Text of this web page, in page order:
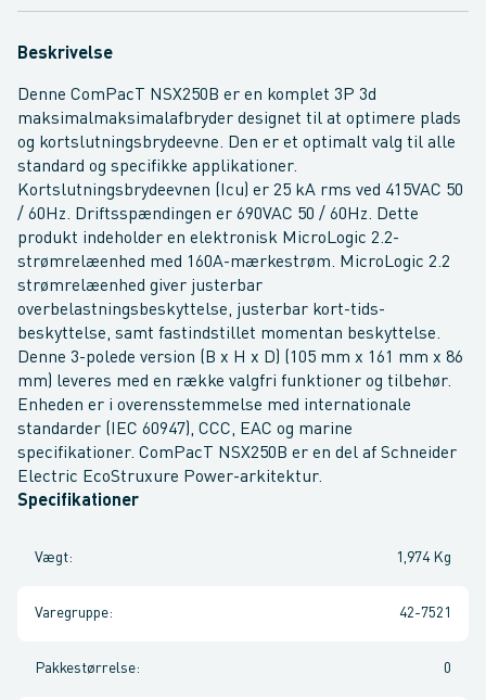
Beskrivelse
Denne ComPacT NSX250B er en komplet 3P 3d
maksimalmaksimalafbryder designet til at optimere plads
og kortslutningsbrydeevne. Den er et optimalt valg til alle
standard og specifikke applikationer.
Kortslutningsbrydeevnen (Icu) er 25 kA rms ved 415VAC 50
/ 60Hz. Driftsspændingen er 690VAC 50 / 60Hz. Dette
produkt indeholder en elektronisk MicroLogic 2.2-
strømrelæenhed med 160A-mærkestrøm. MicroLogic 2.2
strømrelæenhed giver justerbar
overbelastningsbeskyttelse, justerbar kort-tids-
beskyttelse, samt fastindstillet momentan beskyttelse.
Denne 3-polede version (B x H x D) (105 mm x 161 mm x 86
mm) leveres med en række valgfri funktioner og tilbehør.
Enheden er i overensstemmelse med internationale
standarder (IEC 60947), CCC, EAC og marine
specifikationer. ComPacT NSX250B er en del af Schneider
Electric EcoStruxure Power-arkitektur.
Specifikationer
Vægt: 1,974 Kg
Varegruppe: 42-7521
Pakkestørrelse: 0